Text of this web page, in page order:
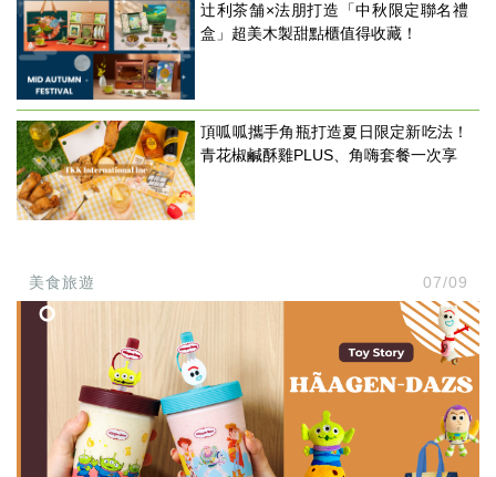
辻利茶舗×法朋打造「中秋限定聯名禮
盒」超美木製甜點櫃值得收藏！
頂呱呱攜手角瓶打造夏日限定新吃法！
青花椒鹹酥雞PLUS、角嗨套餐一次享
美食旅遊 07/09